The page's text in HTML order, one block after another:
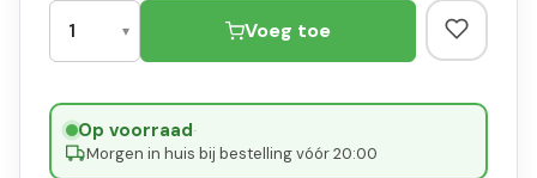
Voeg toe
Op voorraad·
Morgen in huis bij bestelling vóór 20:00